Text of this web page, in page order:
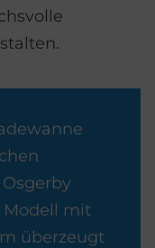
Modell mit
überzeugt